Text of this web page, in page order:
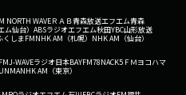
NORTH WAVEＲＡＢ青森放送エフエム青森
仙台） ABSラジオエフエム秋田YBC山形放送
くしまFMNHK AM（札幌） NHK AM（仙台）
J-WAVEラジオ日本BAYFM78NACK5 ＦＭヨコハマ
NHK AM（東京）